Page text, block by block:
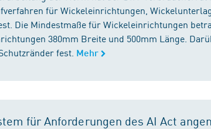
für Wickeleinrichtungen,
Die Mindestmaße für Wickeleinrichtungen
380mm Breite und 500mm Länge.
fest. Mehr
für Anforderungen des AI Act